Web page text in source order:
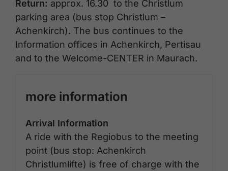
Return: approx. 16.30 to the Christlum
parking area (bus stop Christlum –
Achenkirch). The bus continues to the
Information offices in Achenkirch, Pertisau
and to the Welcome-CENTER in Maurach.
more information
Arrival Information
A ride with the Regiobus to the meeting
point (bus stop: Achenkirch
Christlumlifte) is free of charge with the